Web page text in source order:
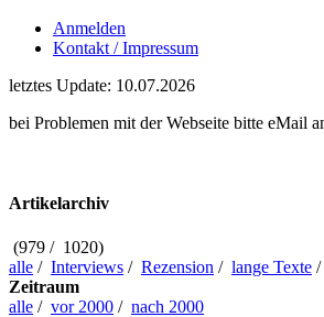
Anmelden
Kontakt / Impressum
letztes Update: 10.07.2026
bei Problemen mit der Webseite bitte eMail
Artikelarchiv
(979 / 1020)
alle / Interviews / Rezension / lange Texte /
Zeitraum
alle / vor 2000 / nach 2000